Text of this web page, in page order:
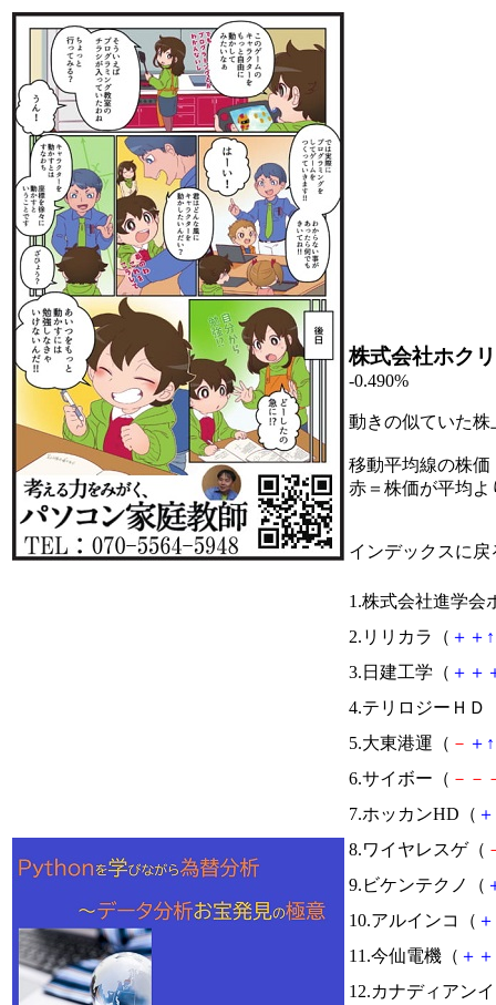
株式会社ホク
-0.490%
動きの似ていた
移動平均線の株価
赤＝株価が平均
インデックスに戻
1.株式会社進学会
2.リリカラ（ ＋ ＋ ↑
3.日建工学（ ＋ ＋
4.テリロジーＨＤ
5.大東港運（ － ＋ ↑
6.サイボー（ － －
7.ホッカンHD（ ＋
8.ワイヤレスゲ（
9.ビケンテクノ（
10.アルインコ（ ＋
11.今仙電機（ ＋ ＋
12.カナディアン